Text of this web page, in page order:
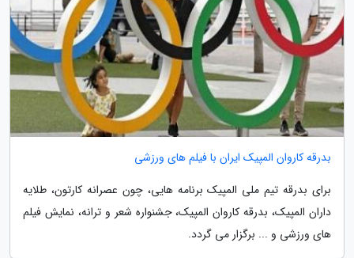
بدرقه کاروان المپیک ایران با فیلم های ورزشی
برای بدرقه تیم ملی المپیک برنامه هایی، چون عصرانه کارتون، طلایه
داران المپیک، بدرقه کاروان المپیک، جشنواره شعر و ترانه، نمایش فیلم
های ورزشی و ... برگزار می گردد.